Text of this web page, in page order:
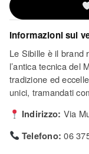
Informazioni sul
Le Sibille è il brand
l’antica tecnica del
tradizione ed
unici, tramandati
Indirizzo: Via
Telefono: 06